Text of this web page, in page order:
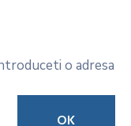
o adresa